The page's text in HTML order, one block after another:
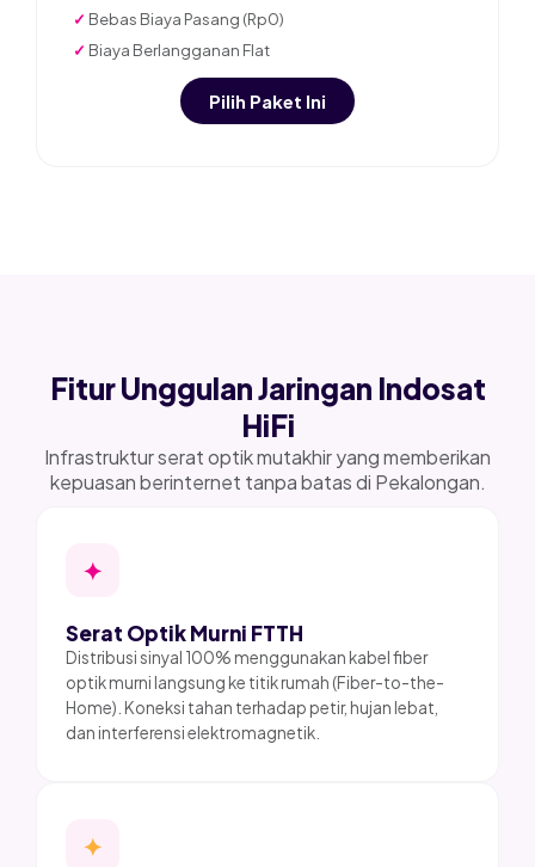
✓ Bebas Biaya Pasang (Rp0)
✓ Biaya Berlangganan Flat
Pilih Paket Ini
Fitur Unggulan Jaringan Indosat
HiFi
Infrastruktur serat optik mutakhir yang memberikan
kepuasan berinternet tanpa batas di Pekalongan.
✦
Serat Optik Murni FTTH
Distribusi sinyal 100% menggunakan kabel fiber
optik murni langsung ke titik rumah (Fiber-to-the-
Home). Koneksi tahan terhadap petir, hujan lebat,
dan interferensi elektromagnetik.
✦